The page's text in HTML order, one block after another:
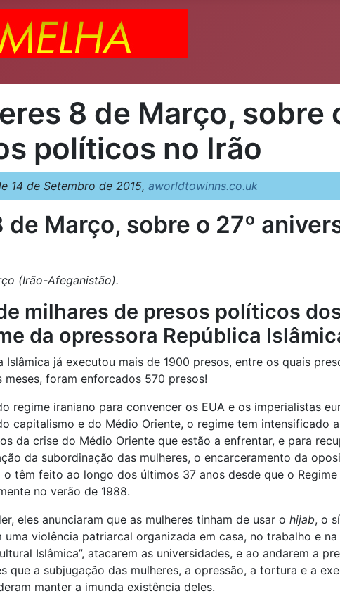
8 de Março, sobre
políticos no Irão
14 de Setembro de 2015, aworldtowinns.co.uk
Março, sobre o 27º
(Irão-Afeganistão).
milhares de presos políticos
da opressora República
já executou mais de 1900 presos, entre os quais
foram enforcados 570 presos!
regime iraniano para convencer os EUA e os imperialistas
capitalismo e do Médio Oriente, o regime tem intensificado
da crise do Médio Oriente que estão a enfrentar, e para
da subordinação das mulheres, o encarceramento da
têm feito ao longo dos últimos 37 anos desde que o
no verão de 1988.
eles anunciaram que as mulheres tinham de usar o hijab, o
uma violência patriarcal organizada em casa, no trabalho e
Islâmica”, atacarem as universidades, e ao andarem a
que a subjugação das mulheres, a opressão, a tortura e a
manter a imunda existência deles.